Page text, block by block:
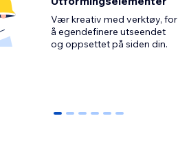
Vær kreativ med verktøy, for
å egendefinere utseendet
0 1 2 3 4 5